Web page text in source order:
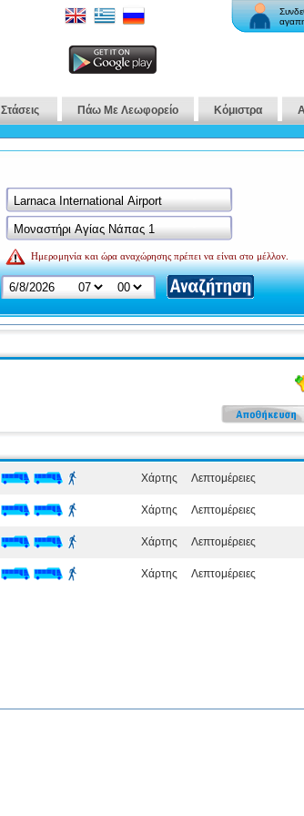
Στάσεις Πάω Με Λεωφορείο Κόμιστρα
Ημερομηνία και ώρα αναχώρησης πρέπει να είναι στο μέλλον.
Χάρτης Λεπτομέρειες
Χάρτης Λεπτομέρειες
Χάρτης Λεπτομέρειες
Χάρτης Λεπτομέρειες